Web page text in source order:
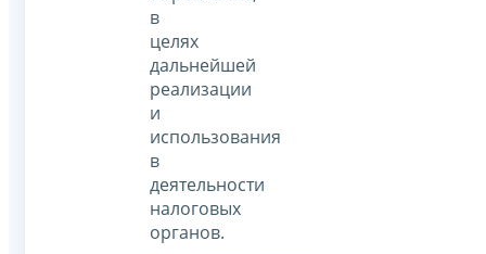
в
целях
дальнейшей
реализации
и
использования
в
деятельности
налоговых
органов.